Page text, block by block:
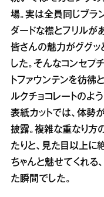
場。実は全員同じブラ
ダードな襟とフリルが
皆さんの魅力がググッ
した。そんなコンセプ
トファウンテンを彷彿
ルクチョコレートのよ
表紙カットでは、体勢
披露。複雑な重なり方
たりと、見た目以上に
ちゃんと魅せてくれる
た瞬間でした。